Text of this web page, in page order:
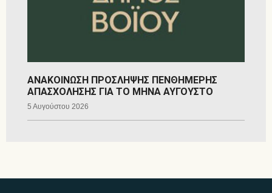
ΑΝΑΚΟΙΝΩΣΗ ΠΡΟΣΛΗΨΗΣ ΠΕΝΘΗΜΕΡΗΣ
ΑΠΑΣΧΟΛΗΣΗΣ ΓΙΑ ΤΟ ΜΗΝΑ ΑΥΓΟΥΣΤΟ
5 Αυγούστου 2026